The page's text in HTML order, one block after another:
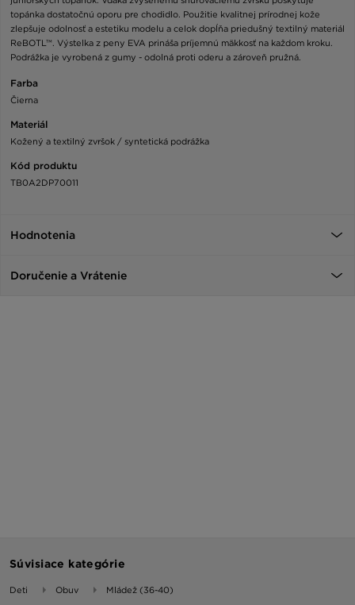
topánka dostatočnú oporu pre chodidlo. Použitie kvalitnej prírodnej kože
zlepšuje odolnosť a estetiku modelu a celok dopĺňa priedušný textilný materiál
ReBOTL™. Výstelka z peny EVA prináša príjemnú mäkkosť na každom kroku.
Podrážka je vyrobená z gumy - odolná proti oderu a zároveň pružná.
Farba
Čierna
Materiál
Kožený a textilný zvršok / syntetická podrážka
Kód produktu
TB0A2DP70011
Hodnotenia
Doručenie a Vrátenie
Súvisiace kategórie
Deti Obuv Mládež (36-40)